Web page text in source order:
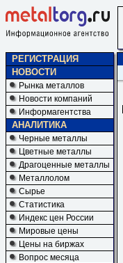
РЕГИСТРАЦИЯ
НОВОСТИ
Рынка металлов
Новости компаний
Информагентства
АНАЛИТИКА
Черные металлы
Цветные металлы
Драгоценные металлы
Металлолом
Сырье
Статистика
Индекс цен России
Мировые цены
Цены на биржах
Вопрос месяца